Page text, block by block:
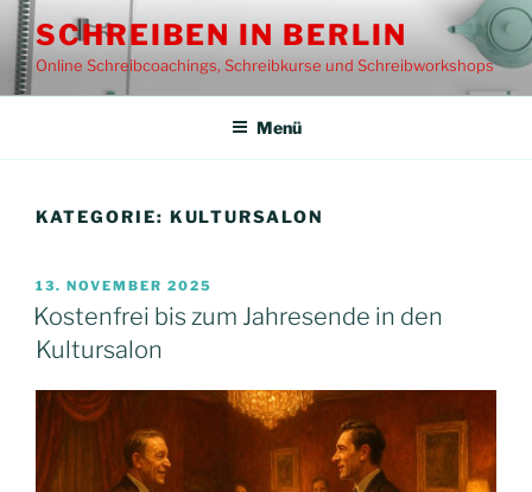
Zum
Inhalt
springen
SCHREIBEN IN BERLIN
Online Schreibcoachings, Schreibkurse und Schreibworkshops
Menü
KATEGORIE: KULTURSALON
VERÖFFENTLICHT
AM
13. NOVEMBER 2025
Kostenfrei bis zum Jahresende in den
Kultursalon